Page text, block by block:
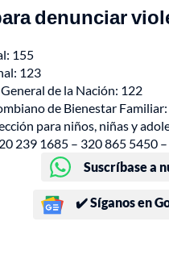
denunciar
155
123
de la Nación: 122
de Bienestar
para niños, niñas y
239 1685 – 320 865 5450
Suscríbase a
✔️ Síganos en